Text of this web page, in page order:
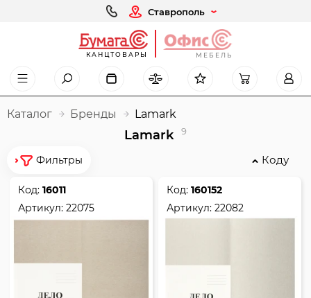
Ставрополь
КАНЦТОВАРЫ МЕБЕЛЬ
Каталог Бренды Lamark
Lamark 9
Фильтры Коду
Код:16011
Артикул:22075
Код:160152
Артикул:22082